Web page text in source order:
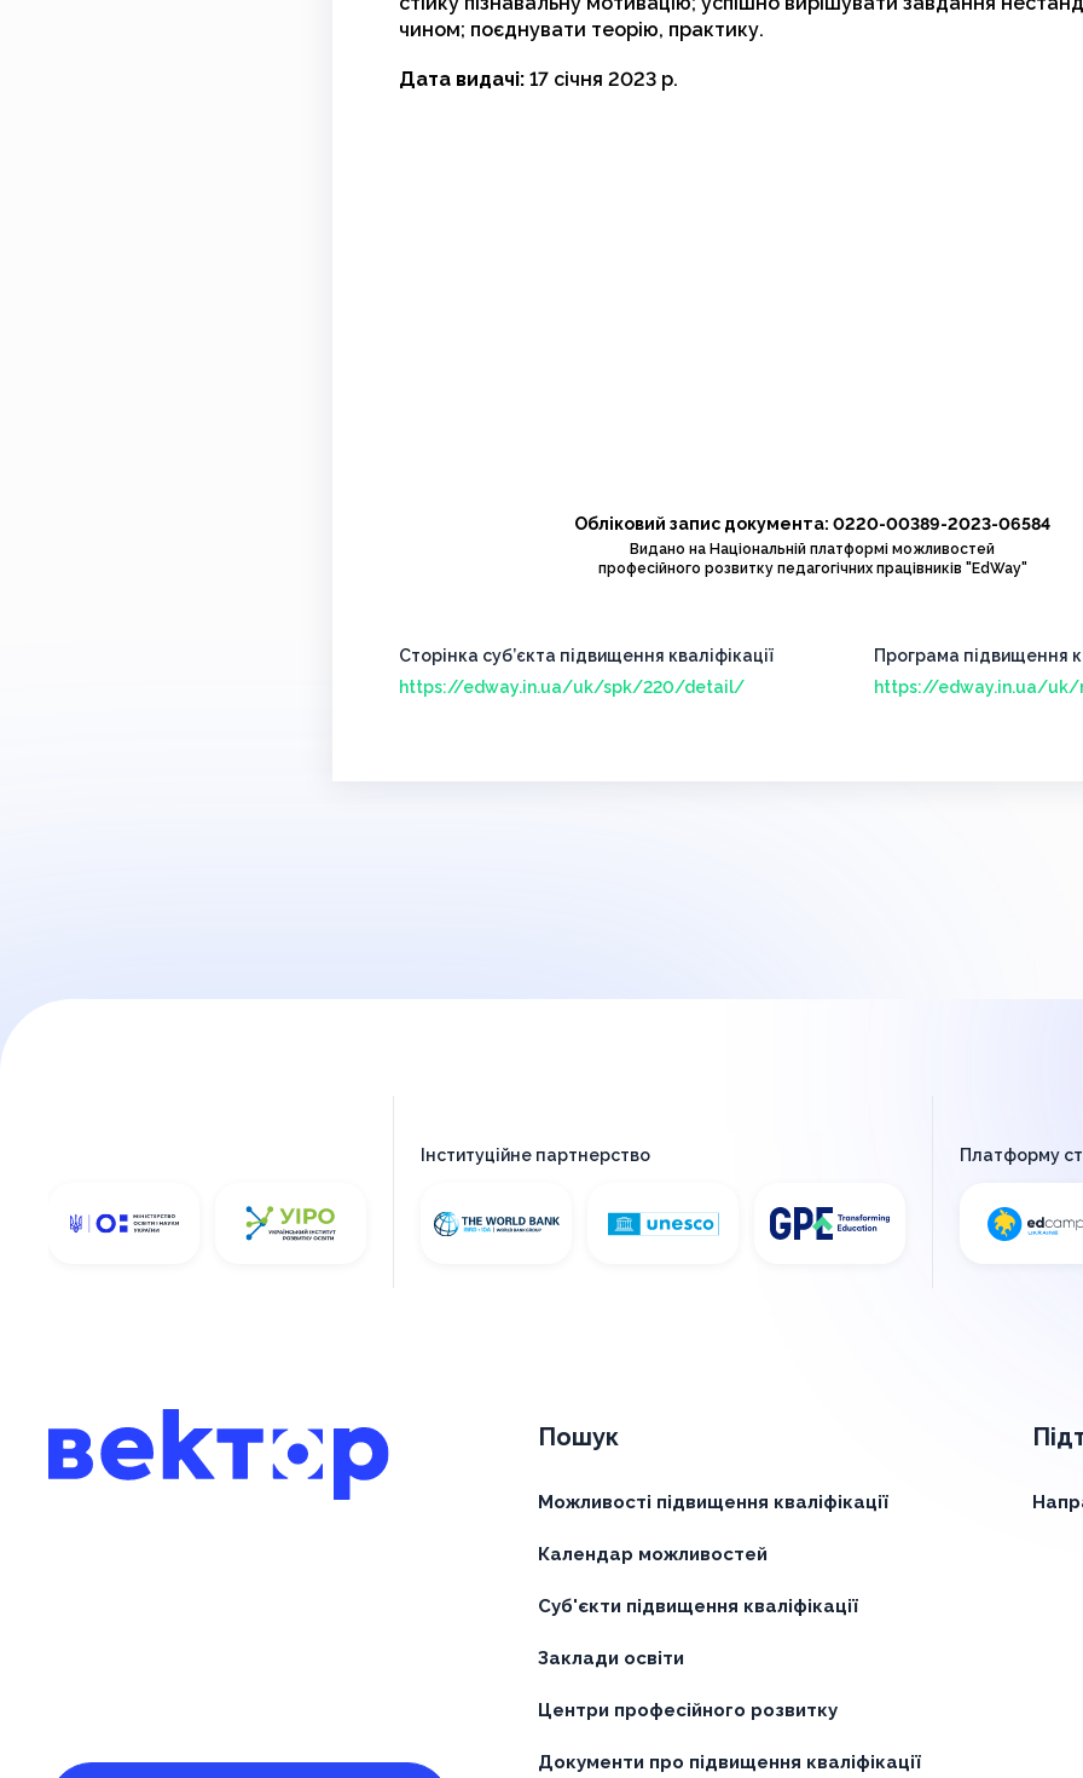
чином; поєднувати теорію, практику.
Дата видачі: 17 січня 2023 р.
Обліковий запис документа: 0220-00389-2023-06584
Видано на Національній платформі можливостей
професійного розвитку педагогічних працівників "EdWay"
Сторінка суб’єкта підвищення кваліфікації
https://edway.in.ua/uk/spk/220/detail/
Програма підвищення
https://edway.in.ua/
Пошук
Можливості підвищення кваліфікації
Календар можливостей
Суб'єкти підвищення кваліфікації
Заклади освіти
Центри професійного розвитку
Документи про підвищення кваліфікації
Інституційне партнерство Платформу